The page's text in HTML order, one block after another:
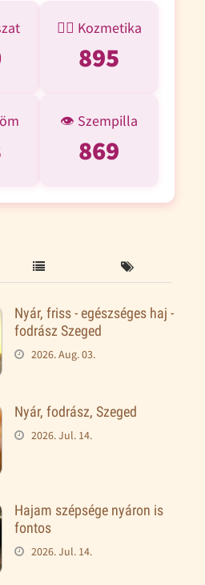
💆‍♀️ Kozmetika
1 118
👁️ Szempilla
1 085
Nyár, friss - egészséges haj -
fodrász Szeged
2026. Aug. 03.
Nyár, fodrász, Szeged
2026. Jul. 14.
Hajam szépsége nyáron is
fontos
2026. Jul. 14.